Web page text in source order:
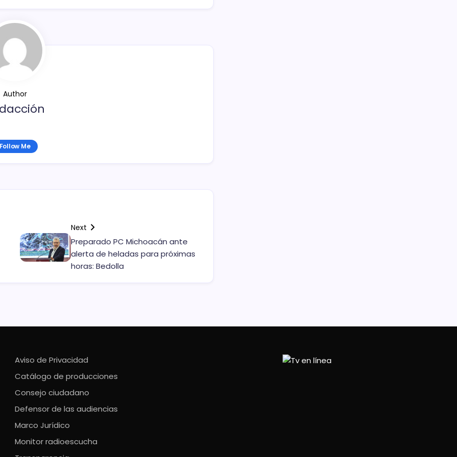
Author
Follow Me
Next
Preparado PC Michoacán ante
alerta de heladas para próximas
horas: Bedolla
Aviso de Privacidad
Catálogo de producciones
Consejo ciudadano
Defensor de las audiencias
Marco Jurídico
Monitor radioescucha